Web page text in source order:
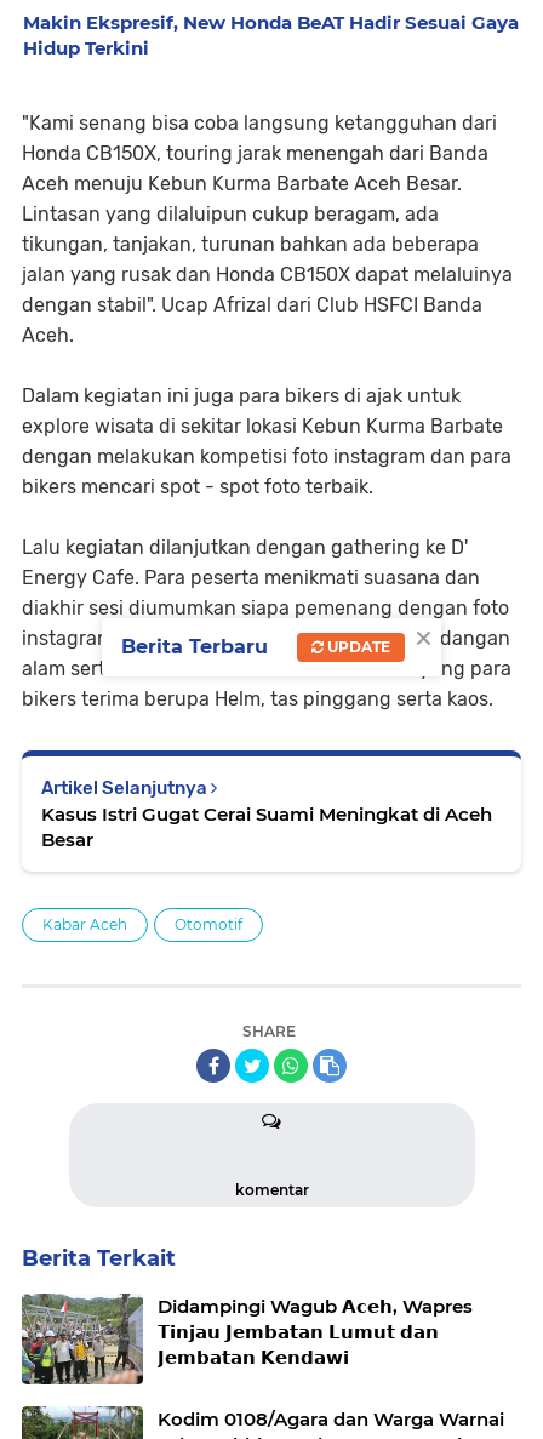
Makin Ekspresif, New Honda BeAT Hadir Sesuai Gaya
Hidup Terkini
"Kami senang bisa coba langsung ketangguhan dari
Honda CB150X, touring jarak menengah dari Banda
Aceh menuju Kebun Kurma Barbate Aceh Besar.
Lintasan yang dilaluipun cukup beragam, ada
tikungan, tanjakan, turunan bahkan ada beberapa
jalan yang rusak dan Honda CB150X dapat melaluinya
dengan stabil". Ucap Afrizal dari Club HSFCI Banda
Aceh.
Dalam kegiatan ini juga para bikers di ajak untuk
explore wisata di sekitar lokasi Kebun Kurma Barbate
dengan melakukan kompetisi foto instagram dan para
bikers mencari spot - spot foto terbaik.
Lalu kegiatan dilanjutkan dengan gathering ke D'
Energy Cafe. Para peserta menikmati suasana dan
diakhir sesi diumumkan siapa pemenang dengan foto
instagram terbaik dengan background pemandangan
alam serta ditemani Honda CB150X. Hadiah yang para
bikers terima berupa Helm, tas pinggang serta kaos.
Artikel Selanjutnya
Kasus Istri Gugat Cerai Suami Meningkat di Aceh
Besar
Kabar Aceh Otomotif
SHARE
komentar
Berita Terkait
Didampingi Wagub 𝗔𝗰𝗲𝗵, Wapres
𝗧𝗶𝗻𝗷𝗮𝘂 𝗝𝗲𝗺𝗯𝗮𝘁𝗮𝗻 𝗟𝘂𝗺𝘂𝘁 𝗱𝗮𝗻
𝗝𝗲𝗺𝗯𝗮𝘁𝗮𝗻 𝗞𝗲𝗻𝗱𝗮𝘄𝗶
Kodim 0108/Agara dan Warga Warnai
×
Berita Terbaru UPDATE